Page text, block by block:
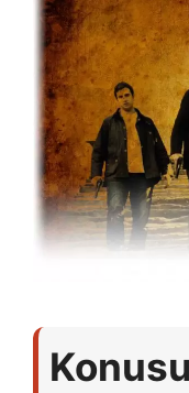
Konusu